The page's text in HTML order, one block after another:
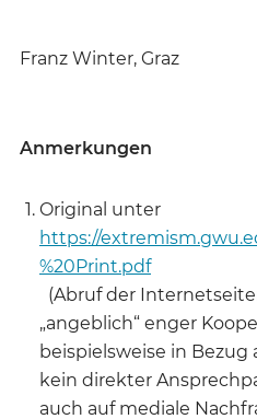
Franz Winter, Graz
Anmerkungen
Original unter
https://
%20Print.pdf
(Abruf der
„angeblich“ enger
beispielsweise in
kein direkter
auch auf mediale